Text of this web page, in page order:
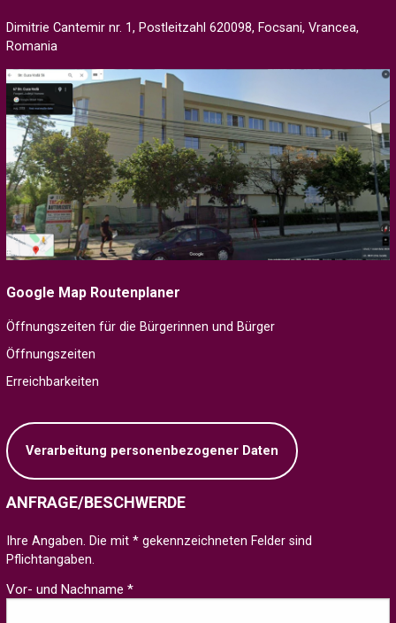
Dimitrie Cantemir nr. 1, Postleitzahl 620098, Focsani, Vrancea,
Romania
Google Map Routenplaner
Öffnungszeiten für die Bürgerinnen und Bürger
Öffnungszeiten
Erreichbarkeiten
Verarbeitung personenbezogener Daten
ANFRAGE/BESCHWERDE
Ihre Angaben. Die mit * gekennzeichneten Felder sind
Pflichtangaben.
Vor- und Nachname *